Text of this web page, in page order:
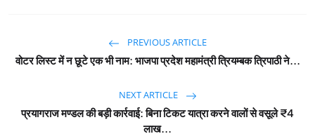
PREVIOUS ARTICLE
वोटर लिस्ट में न छूटे एक भी नाम: भाजपा प्रदेश महामंत्री त्रियम्बक त्रिपाठी ने...
NEXT ARTICLE
प्रयागराज मण्डल की बड़ी कार्रवाई: बिना टिकट यात्रा करने वालों से वसूले ₹4
लाख...